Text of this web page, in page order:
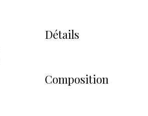
Détails
Composition